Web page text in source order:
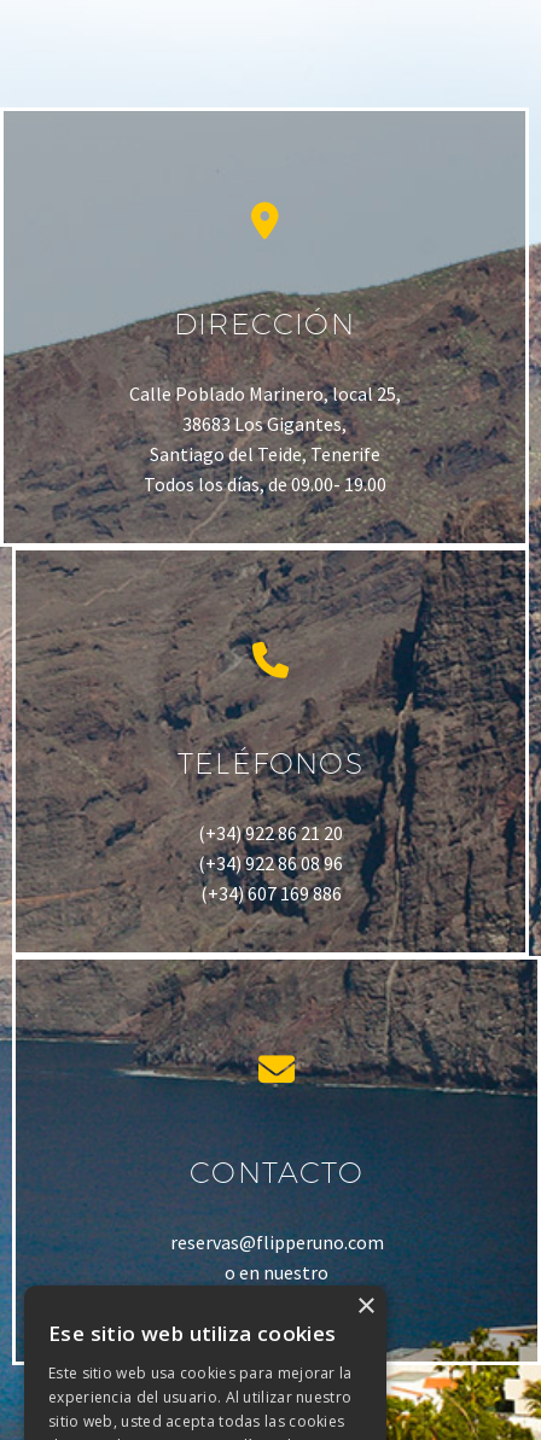
DIRECCIÓN
Calle Poblado Marinero, local 25,
38683 Los Gigantes,
Santiago del Teide, Tenerife
Todos los días, de 09.00- 19.00
TELÉFONOS
(+34) 922 86 21 20
(+34) 922 86 08 96
(+34) 607 169 886
CONTACTO
reservas@flipperuno.com
o en nuestro
formulario de contacto
×
Ese sitio web utiliza cookies
Este sitio web usa cookies para mejorar la
experiencia del usuario. Al utilizar nuestro
sitio web, usted acepta todas las cookies